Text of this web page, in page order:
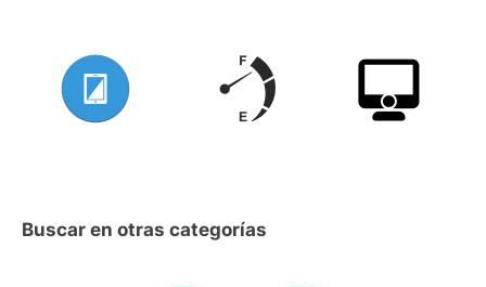
Buscar en otras categorías